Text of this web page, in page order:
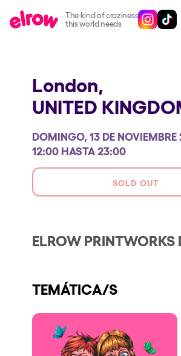
The kind of craziness
this world needs
Sigue
elrow Ibiza x [UNVRS] 2026
elrow Town 2026
Snowrow Festival 2026
elrow Island 2026
elrow Shop
Espectáculos
Music
Quienes somos
¿Quieres trabajar con
elrow News
London,
UNITED
DOMINGO, 13 DE
12:00 HASTA 23:00
SOLD OUT
ELROW PRINTWORKS
TEMÁTICA/S